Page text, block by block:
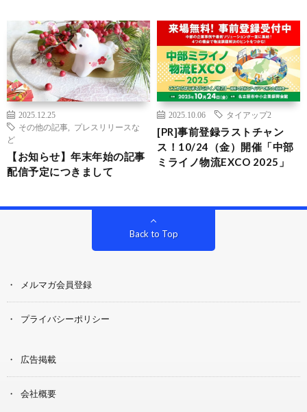
2025.12.25
その他の記事
プレスリリースな
ど
【お知らせ】年末年始の記事
配信予定につきまして
2025.10.06 タイアップ2
[PR]事前登録ラストチャン
ス！10/24（金）開催「中部
ミライノ物流EXCO 2025」
Back to Top
メルマガ会員登録
プライバシーポリシー
広告掲載
会社概要